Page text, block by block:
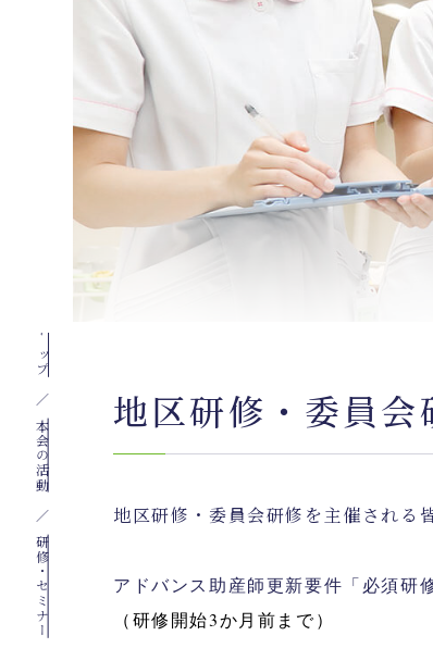
トップ
本会の活動
研修・セミナー
地区研修・委員
地区研修・委員会研修を主催される
アドバンス助産師更新要件「必須研
（研修開始3か月前まで）